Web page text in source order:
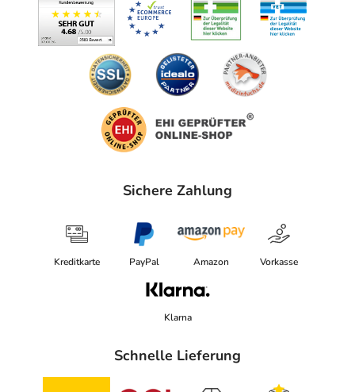
anzeigen
Sichere Zahlung
Kreditkarte PayPal Amazon Vorkasse
Klarna
Schnelle Lieferung